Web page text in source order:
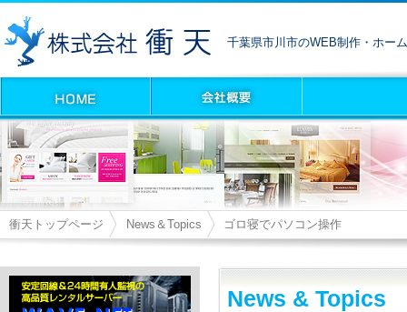
千葉県市川市のWEB制作・ホー
衝天トップページ News＆Topics ゴロ寝でパソコン操作
News & Topics